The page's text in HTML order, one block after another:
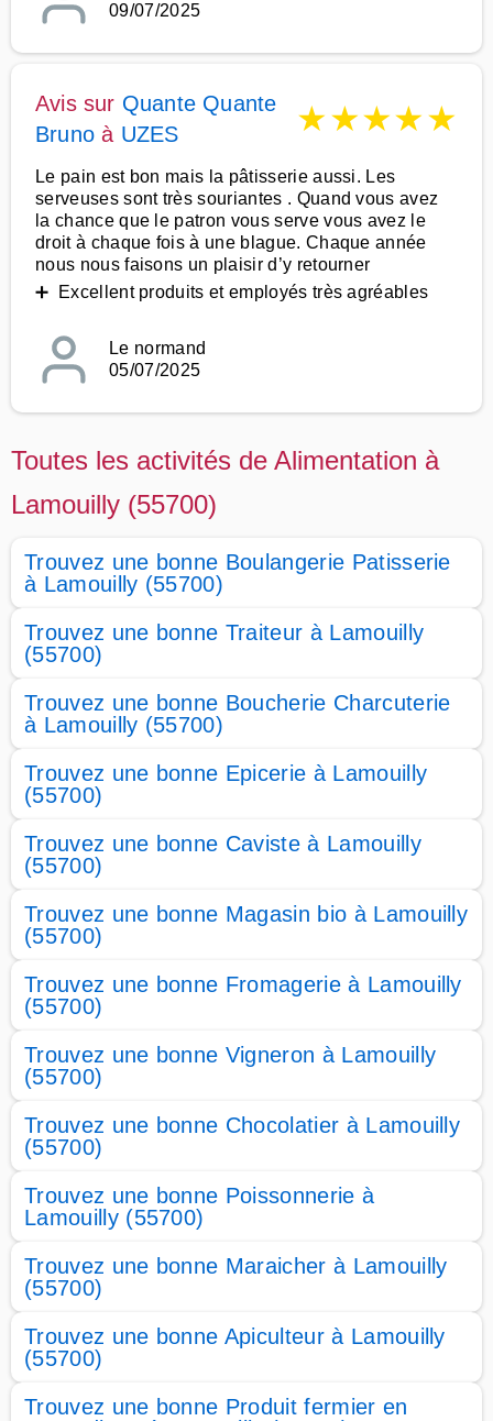
09/07/2025
Avis sur Quante Quante
Bruno à UZES ★★★★★
Le pain est bon mais la pâtisserie aussi. Les
serveuses sont très souriantes . Quand vous avez
la chance que le patron vous serve vous avez le
droit à chaque fois à une blague. Chaque année
nous nous faisons un plaisir d’y retourner
➕ Excellent produits et employés très agréables
Le normand
05/07/2025
Toutes les activités de Alimentation à
Lamouilly (55700)
Trouvez une bonne Boulangerie Patisserie
à Lamouilly (55700)
Trouvez une bonne Traiteur à Lamouilly
(55700)
Trouvez une bonne Boucherie Charcuterie
à Lamouilly (55700)
Trouvez une bonne Epicerie à Lamouilly
(55700)
Trouvez une bonne Caviste à Lamouilly
(55700)
Trouvez une bonne Magasin bio à Lamouilly
(55700)
Trouvez une bonne Fromagerie à Lamouilly
(55700)
Trouvez une bonne Vigneron à Lamouilly
(55700)
Trouvez une bonne Chocolatier à Lamouilly
(55700)
Trouvez une bonne Poissonnerie à
Lamouilly (55700)
Trouvez une bonne Maraicher à Lamouilly
(55700)
Trouvez une bonne Apiculteur à Lamouilly
(55700)
Trouvez une bonne Produit fermier en